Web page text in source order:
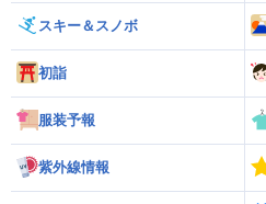
スキー＆スノボ
初詣
服装予報
紫外線情報